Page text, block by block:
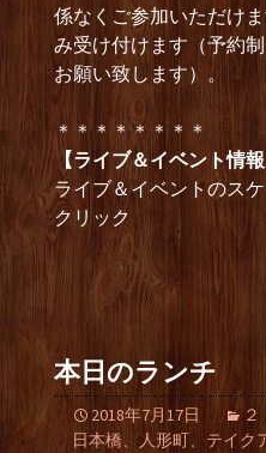
係なくご参加いただけ
み受け付けます（予約
お願い致します）。
＊＊＊＊＊＊＊＊
【ライブ＆イベント情報
ライブ＆イベントのス
クリック
本日のランチ
2018年7月17日
日本橋、人形町、テイク